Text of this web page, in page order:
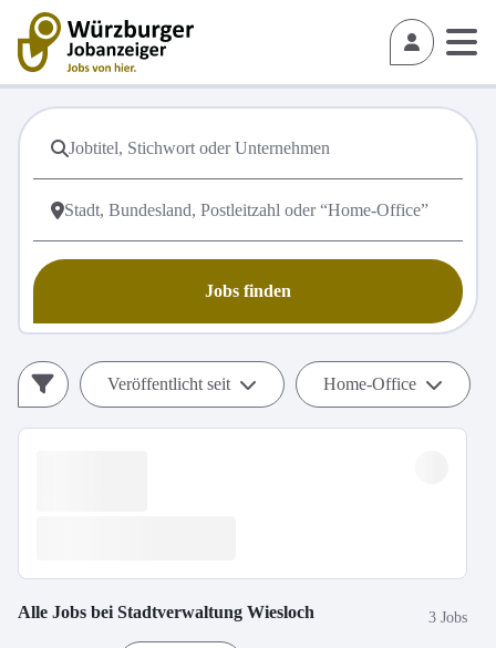
Jobs finden
Veröffentlicht seit Home-Office
Alle Jobs bei Stadtverwaltung Wiesloch 3 Jobs